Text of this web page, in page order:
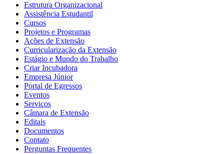
Estrutura Organizacional
Assistência Estudantil
Cursos
Projetos e Programas
Ações de Extensão
Curricularização da Extensão
Estágio e Mundo do Trabalho
Criar Incubadora
Empresa Júnior
Portal de Egressos
Eventos
Serviços
Câmara de Extensão
Editais
Documentos
Contato
Perguntas Frequentes